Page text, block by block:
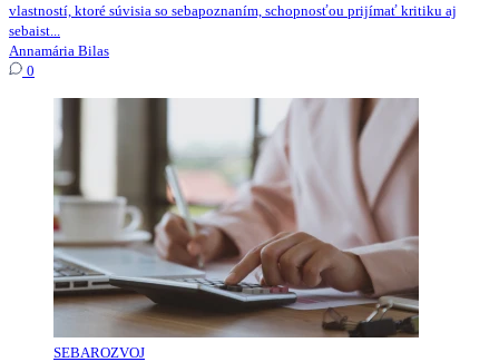
vlastností, ktoré súvisia so sebapoznaním, schopnosťou prijímať kritiku aj
sebaist...
Annamária Bilas
0
SEBAROZVOJ